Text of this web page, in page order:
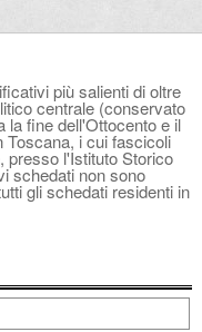
più salienti di oltre
centrale (conservato
la fine dell'Ottocento e il
Toscana, i cui fascicoli
presso l'Istituto Storico
schedati non sono
gli schedati residenti in